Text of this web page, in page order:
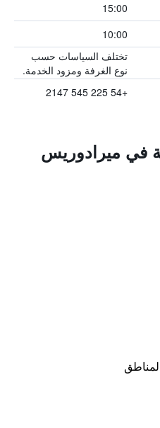
15:00
10:00
تختلف السياسات حسب
نوع الغرفة ومزود الخدمة.
+54 225 545 2147
في ميرادوريس